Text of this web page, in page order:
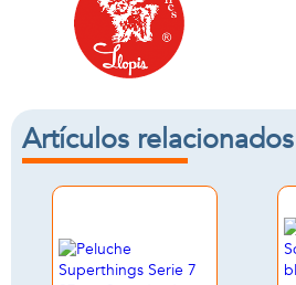
Artículos relacionados